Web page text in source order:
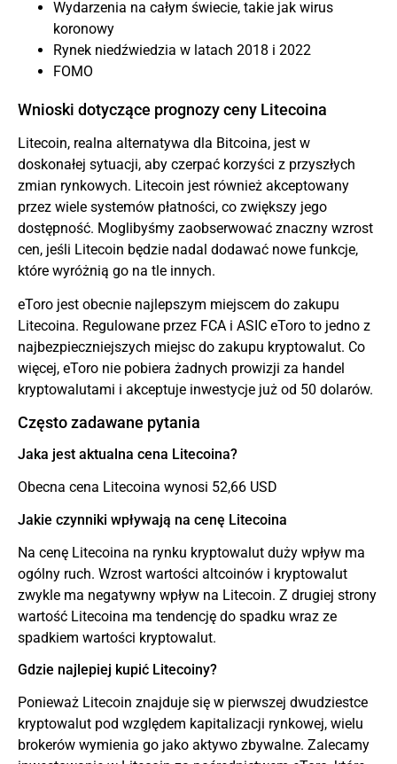
Wydarzenia na całym świecie, takie jak wirus
koronowy
Rynek niedźwiedzia w latach 2018 i 2022
FOMO
Wnioski dotyczące prognozy ceny Litecoina
Litecoin, realna alternatywa dla Bitcoina, jest w
doskonałej sytuacji, aby czerpać korzyści z przyszłych
zmian rynkowych. Litecoin jest również akceptowany
przez wiele systemów płatności, co zwiększy jego
dostępność. Moglibyśmy zaobserwować znaczny wzrost
cen, jeśli Litecoin będzie nadal dodawać nowe funkcje,
które wyróżnią go na tle innych.
eToro jest obecnie najlepszym miejscem do zakupu
Litecoina. Regulowane przez FCA i ASIC eToro to jedno z
najbezpieczniejszych miejsc do zakupu kryptowalut. Co
więcej, eToro nie pobiera żadnych prowizji za handel
kryptowalutami i akceptuje inwestycje już od 50 dolarów.
Często zadawane pytania
Jaka jest aktualna cena Litecoina?
Obecna cena Litecoina wynosi 52,66 USD
Jakie czynniki wpływają na cenę Litecoina
Na cenę Litecoina na rynku kryptowalut duży wpływ ma
ogólny ruch. Wzrost wartości altcoinów i kryptowalut
zwykle ma negatywny wpływ na Litecoin. Z drugiej strony
wartość Litecoina ma tendencję do spadku wraz ze
spadkiem wartości kryptowalut.
Gdzie najlepiej kupić Litecoiny?
Ponieważ Litecoin znajduje się w pierwszej dwudziestce
kryptowalut pod względem kapitalizacji rynkowej, wielu
brokerów wymienia go jako aktywo zbywalne. Zalecamy